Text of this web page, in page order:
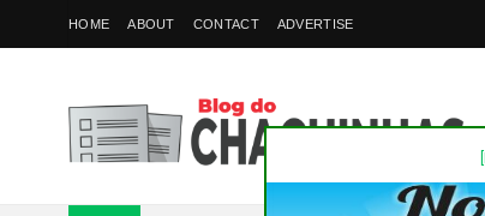
HOME ABOUT CONTACT ADVERTISE